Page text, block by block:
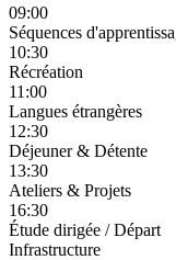
09:00
Séquences
10:30
Récréation
11:00
Langues étrangères
12:30
Déjeuner & Détente
13:30
Ateliers & Projets
16:30
Étude dirigée / Départ
Infrastructure